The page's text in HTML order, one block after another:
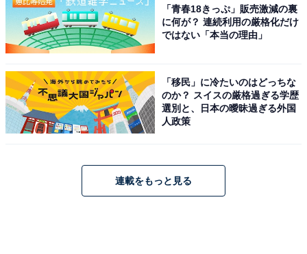
「青春18きっぷ」販売激減の裏
に何が？ 連続利用の厳格化だけ
ではない「本当の理由」
「移民」に冷たいのはどっちな
のか？ スイスの厳格過ぎる学歴
選別と、日本の曖昧過ぎる外国
人政策
連載をもっと見る